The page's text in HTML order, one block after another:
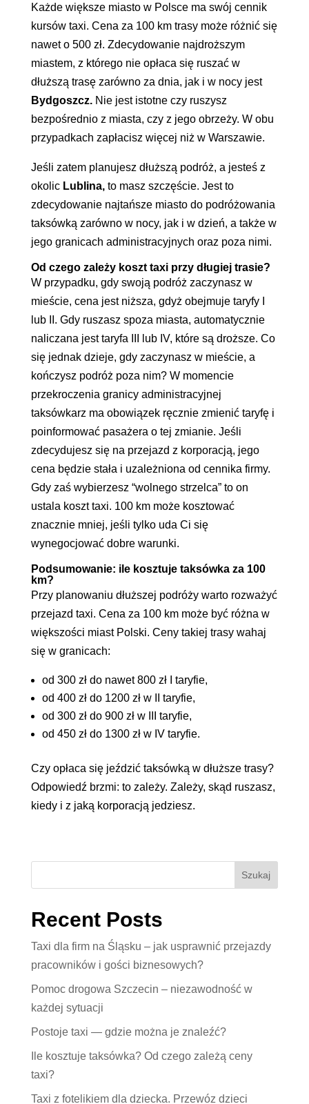
Każde większe miasto w Polsce ma swój cennik
kursów taxi. Cena za 100 km trasy może różnić się
nawet o 500 zł. Zdecydowanie najdroższym
miastem, z którego nie opłaca się ruszać w
dłuższą trasę zarówno za dnia, jak i w nocy jest
Bydgoszcz.Nie jest istotne czy ruszysz
bezpośrednio z miasta, czy z jego obrzeży. W obu
przypadkach zapłacisz więcej niż w Warszawie.
Jeśli zatem planujesz dłuższą podróż, a jesteś z
okolicLublina,to masz szczęście. Jest to
zdecydowanie najtańsze miasto do podróżowania
taksówką zarówno w nocy, jak i w dzień, a także w
jego granicach administracyjnych oraz poza nimi.
Od czego zależy koszt taxi przy długiej trasie?
W przypadku, gdy swoją podróż zaczynasz w
mieście, cena jest niższa, gdyż obejmuje taryfy I
lub II. Gdy ruszasz spoza miasta, automatycznie
naliczana jest taryfa III lub IV, które są droższe. Co
się jednak dzieje, gdy zaczynasz w mieście, a
kończysz podróż poza nim? W momencie
przekroczenia granicy administracyjnej
taksówkarz ma obowiązek ręcznie zmienić taryfę i
poinformować pasażera o tej zmianie. Jeśli
zdecydujesz się na przejazd z korporacją, jego
cena będzie stała i uzależniona od cennika firmy.
Gdy zaś wybierzesz “wolnego strzelca” to on
ustala koszt taxi. 100 km może kosztować
znacznie mniej, jeśli tylko uda Ci się
wynegocjować dobre warunki.
Podsumowanie: ile kosztuje taksówka za 100
km?
Przy planowaniu dłuższej podróży warto rozważyć
przejazd taxi. Cena za 100 km może być różna w
większości miast Polski. Ceny takiej trasy wahaj
się w granicach:
od 300 zł do nawet 800 zł I taryfie,
od 400 zł do 1200 zł w II taryfie,
od 300 zł do 900 zł w III taryfie,
od 450 zł do 1300 zł w IV taryfie.
Czy opłaca się jeździć taksówką w dłuższe trasy?
Odpowiedź brzmi: to zależy. Zależy, skąd ruszasz,
kiedy i z jaką korporacją jedziesz.
Szukaj
Recent Posts
Taxi dla firm na Śląsku – jak usprawnić przejazdy
pracowników i gości biznesowych?
Pomoc drogowa Szczecin – niezawodność w
każdej sytuacji
Postoje taxi — gdzie można je znaleźć?
Ile kosztuje taksówka? Od czego zależą ceny
taxi?
Taxi z fotelikiem dla dziecka. Przewóz dzieci